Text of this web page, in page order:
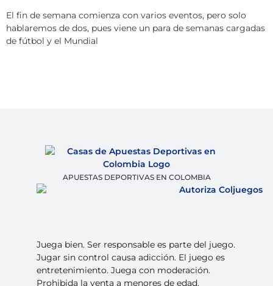
El fin de semana comienza con varios eventos, pero solo
hablaremos de dos, pues viene un para de semanas cargadas
de fútbol y el Mundial
APUESTAS DEPORTIVAS EN COLOMBIA
Juega bien. Ser responsable es parte del juego.
Jugar sin control causa adicción. El juego es
entretenimiento. Juega con moderación.
Prohibida la venta a menores de edad.